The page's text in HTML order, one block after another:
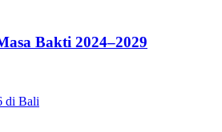
Bakti 2024–2029